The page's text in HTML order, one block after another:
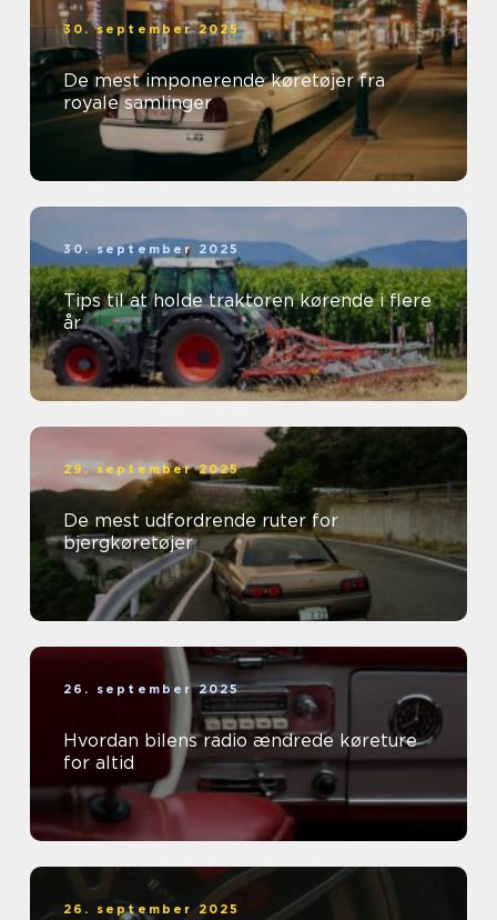
30. september 2025
De mest imponerende køretøjer fra
royale samlinger
30. september 2025
Tips til at holde traktoren kørende i flere
år
29. september 2025
De mest udfordrende ruter for
bjergkøretøjer
26. september 2025
Hvordan bilens radio ændrede køreture
for altid
26. september 2025